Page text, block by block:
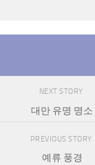
NEXT STORY
대만 유명 명소
PREVIOUS STORY
예류 풍경